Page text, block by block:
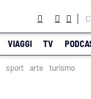
VIAGGI TV
sport arte turismo